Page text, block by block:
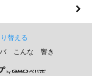
替える
こんな 響き